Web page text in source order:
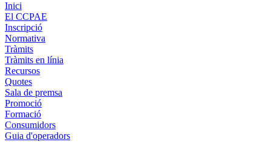
Inici
El CCPAE
Inscripció
Normativa
Tràmits
Tràmits en línia
Recursos
Quotes
Sala de premsa
Promoció
Formació
Consumidors
Guia d'operadors